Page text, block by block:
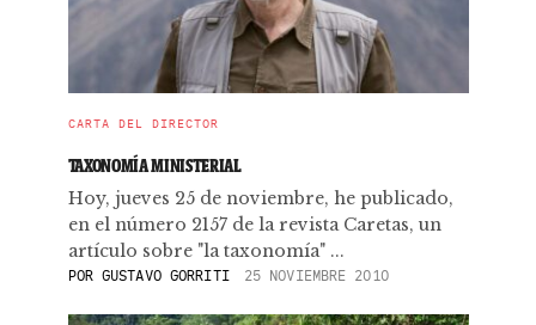
CARTA DEL DIRECTOR
TAXONOMÍA MINISTERIAL
Hoy, jueves 25 de noviembre, he publicado,
en el número 2157 de la revista Caretas, un
artículo sobre "la taxonomía" ...
POR GUSTAVO GORRITI 25 NOVIEMBRE 2010